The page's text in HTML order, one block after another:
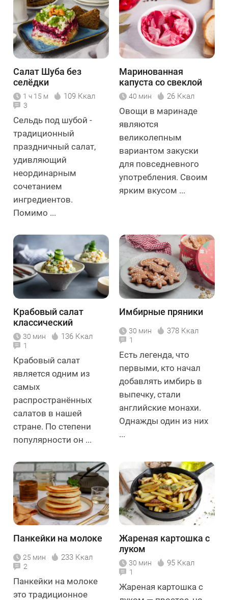
Салат Шуба без
селёдки
1 ч 15 м 109 Ккал
3
Сельдь под шубой -
традиционный
праздничный салат,
удивляющий
неординарным
сочетанием
ингредиентов.
Помимо ...
Маринованная
капуста со свеклой
40 мин 26 Ккал
Овощи в маринаде
являются
великолепным
вариантом закуски
для повседневного
употребления. Своим
ярким вкусом ...
Крабовый салат
классический
30 мин 136 Ккал
1
Крабовый салат
является одним из
самых
распространённых
салатов в нашей
стране. По степени
популярности он ...
Имбирные пряники
30 мин 378 Ккал
1
Есть легенда, что
первыми, кто начал
добавлять имбирь в
выпечку, стали
английские монахи.
Однажды один из них
...
Панкейки на молоке
25 мин 233 Ккал
2
Панкейки на молоке
это традиционное
Жареная картошка с
луком
30 мин 95 Ккал
1
Жареная картошка с